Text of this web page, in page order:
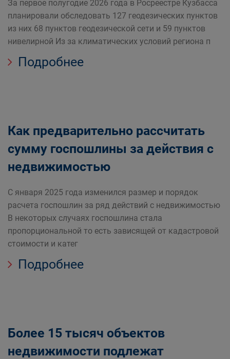
За первое полугодие 2026 года в Росреестре Кузбасса
планировали обследовать 127 геодезических пунктов
из них 68 пунктов геодезической сети и 59 пунктов
нивелирной Из за климатических условий региона п
Подробнее
Как предварительно рассчитать
сумму госпошлины за действия с
недвижимостью
С января 2025 года изменился размер и порядок
расчета госпошлин за ряд действий с недвижимостью
В некоторых случаях госпошлина стала
пропорциональной то есть зависящей от кадастровой
стоимости и катег
Подробнее
Более 15 тысяч объектов
недвижимости подлежат